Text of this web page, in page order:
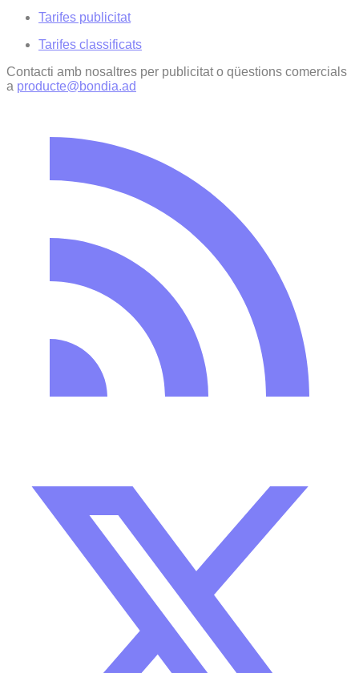
Tarifes publicitat
Tarifes classificats
Contacti amb nosaltres per publicitat o qüestions comercials
a producte@bondia.ad